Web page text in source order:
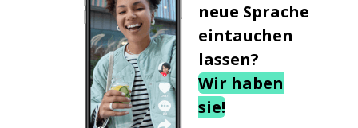
neue Sprache
eintauchen
lassen?
Wir haben
sie!